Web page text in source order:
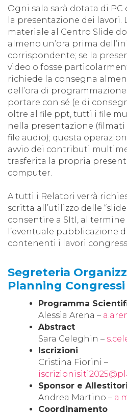
Ogni sala sarà dotata di
la presentazione dei lavori.
materiale al Centro Slide
almeno un’ora prima
corrispondente; se la
video o fosse
richiede la consegna
dell’ora di
portare con sé (e di
oltre al file ppt, tutti i file
nella presentazione
file audio); questa
avvio dei contributi
trasferita la propria
computer.
A tutti i Relatori verrà
scritta all’utilizzo delle
consentire a SItI, al termine
l’eventuale pubblicazione
contenenti i lavori
Segreteria
Planning Congressi
Programma
Alessia Arena –
Abstract
Sara Celeghin –
Iscrizioni
Cristina Fiorini –
Sponsor e Allestitori
Andrea Martino –
Coordinamento